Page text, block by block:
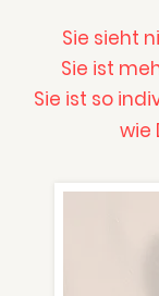
Sie sieht
Sie ist
Sie ist so
wie